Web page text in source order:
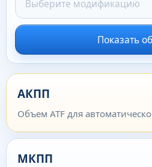
Показать
АКПП
Объем ATF для
МКПП